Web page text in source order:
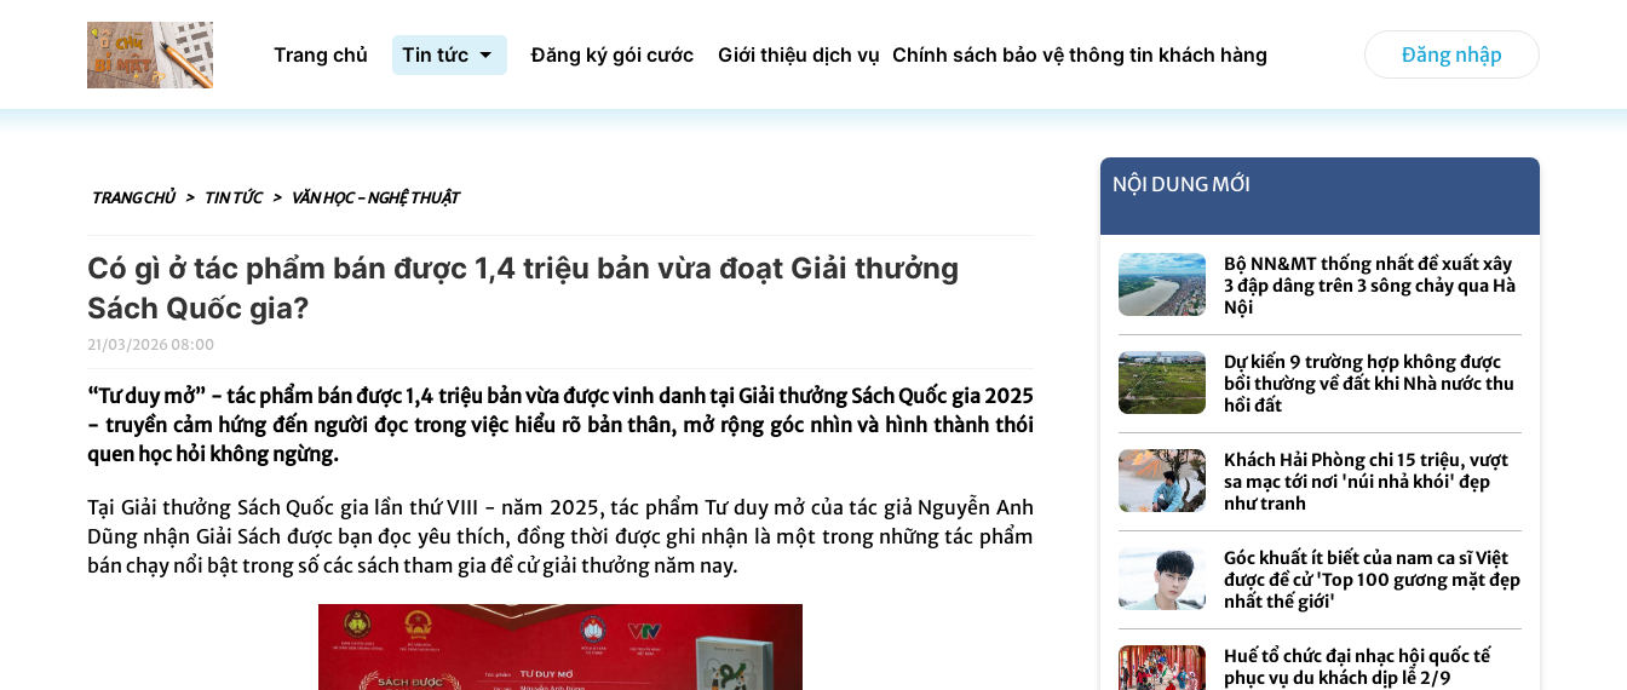
Trang chủ Tin tức Đăng ký gói cước Giới thiệu dịch vụ Chính sách bảo vệ thông tin khách hàng Đăng nhập
TRANG CHỦ > TIN TỨC > VĂN HỌC - NGHỆ THUẬT
Có gì ở tác phẩm bán được 1,4 triệu bản vừa đoạt Giải thưởng
Sách Quốc gia?
21/03/2026 08:00
“Tư duy mở” - tác phẩm bán được 1,4 triệu bản vừa được vinh danh tại Giải thưởng Sách Quốc gia 2025
- truyền cảm hứng đến người đọc trong việc hiểu rõ bản thân, mở rộng góc nhìn và hình thành thói
quen học hỏi không ngừng.
Tại Giải thưởng Sách Quốc gia lần thứ VIII - năm 2025, tác phẩm Tư duy mở của tác giả Nguyễn Anh
Dũng nhận Giải Sách được bạn đọc yêu thích, đồng thời được ghi nhận là một trong những tác phẩm
bán chạy nổi bật trong số các sách tham gia đề cử giải thưởng năm nay.
NỘI DUNG MỚI
Bộ NN&MT thống nhất đề xuất xây
3 đập dâng trên 3 sông chảy qua Hà
Nội
Dự kiến 9 trường hợp không được
bồi thường về đất khi Nhà nước thu
hồi đất
Khách Hải Phòng chi 15 triệu, vượt
sa mạc tới nơi 'núi nhả khói' đẹp
như tranh
Góc khuất ít biết của nam ca sĩ Việt
được đề cử 'Top 100 gương mặt đẹp
nhất thế giới'
Huế tổ chức đại nhạc hội quốc tế
phục vụ du khách dịp lễ 2/9